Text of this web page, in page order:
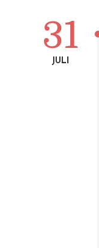
31
JULI